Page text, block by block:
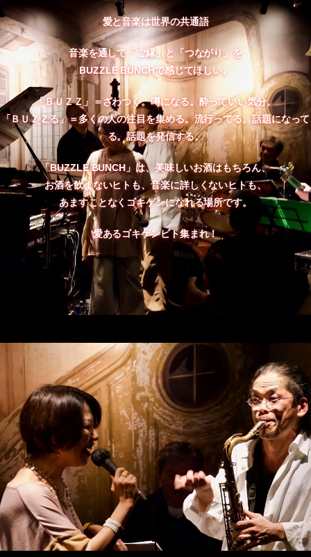
愛と音楽は世界の共通語
音楽を通して「ご縁」と「つながり」を
BUZZLE BUNCHで感じてほしい。
「ＢＵＺＺ」＝ざわつく。噂になる。酔っていい気分。
「ＢＵＺＺる」＝多くの人の注目を集める。流行ってる。話題になって
る。話題を発信する。
「BUZZLE BUNCH」は、美味しいお酒はもちろん、
お酒を飲まないヒトも、音楽に詳しくないヒトも、
あますことなくゴキゲンになれる場所です。
愛あるゴキゲンビト集まれ！